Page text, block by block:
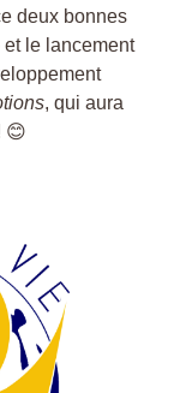
deux bonnes
le lancement
, qui aura
😊